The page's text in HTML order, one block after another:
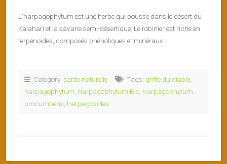
L’harpagophytum est une herbe qui pousse dans le désert du
Kalahari et la savane semi-désertique. Le robinier est riche en
terpénoïdes, composés phénoliques et minéraux.
Category: sante naturelle Tags: griffe du diable
harpagophytum Harpagophytum Bio Harpagophytum
procumbens harpagosides